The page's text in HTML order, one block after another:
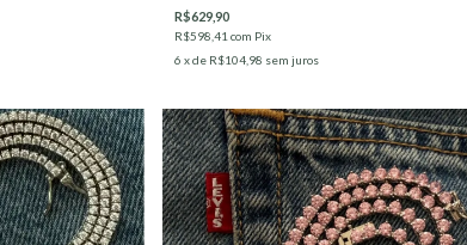
R$629,90
R$598,41 com Pix
6 x de R$104,98 sem juros